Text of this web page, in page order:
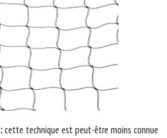
cette technique est peut-être moins connue